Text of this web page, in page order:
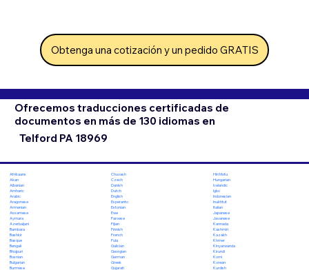
Obtenga una cotización y un pedido GRATIS
Ofrecemos traducciones certificadas de
documentos en más de 130 idiomas en
Telford PA 18969
Afrikaans
Akan
Albanian
Amharic
Arabic
Aragonese
Armenian
Assamese
Aymara
Azerbaijani
Bambara
Bashkir
Basque
Bengali
Bhojpuri
Bosnian
Bulgarian
Burmese
Chuvash
Czech
Danish
Dutch
English
Esperanto
Estonian
Ewe
Faroese
Fijian
Finnish
French
Fula
Galician
Georgian
German
Greek
Gujarati
Hiri Motu
Hungarian
Icelandic
Igbo
Indonesian
Inuktitut
Italian
Japanese
Javanese
Kannada
Kashmiri
Kazakh
Khmer
Kinyarwanda
Kirundi
Komi
Korean
Kurdish